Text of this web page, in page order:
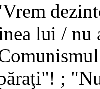
lui /
;